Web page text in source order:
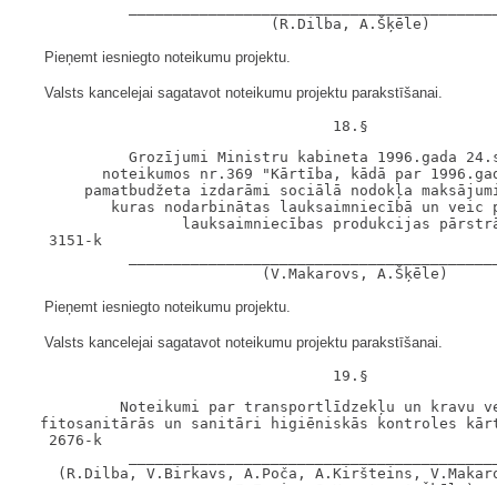
Pieņemt iesniegto noteikumu projektu.
Valsts kancelejai sagatavot noteikumu projektu parakstīšanai.
Grozījumi Ministru kabineta 1996.gada
noteikumos nr.369 "Kārtība, kādā par
pamatbudžeta izdarāmi sociālā nodokļa maksājumi
kuras nodarbinātas lauksaimniecībā un veic
lauksaimniecības produkcijas
3151-k
Pieņemt iesniegto noteikumu projektu.
Valsts kancelejai sagatavot noteikumu projektu parakstīšanai.
Noteikumi par transportlīdzekļu un kravu
fitosanitārās un sanitāri higiēniskās kontroles
2676-k
(R.Dilba, V.Birkavs, A.Poča, A.Kiršteins,